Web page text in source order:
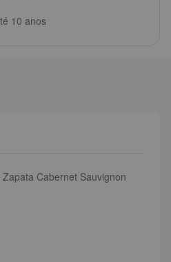
10 anos
Cabernet Sauvignon